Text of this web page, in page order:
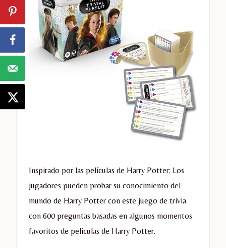
Inspirado por las películas de Harry Potter: Los
jugadores pueden probar su conocimiento del
mundo de Harry Potter con este juego de trivia
con 600 preguntas basadas en algunos momentos
favoritos de películas de Harry Potter.